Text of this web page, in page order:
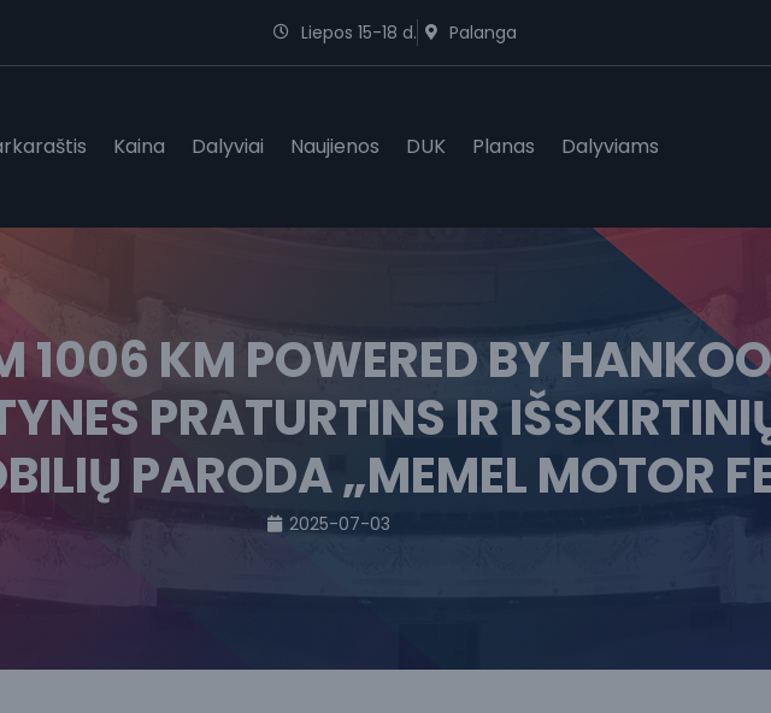
Liepos 15-18 d. Palanga
Kaina Dalyviai Naujienos DUK Planas Dalyviams
1006 KM POWERED BY
PRATURTINS IR
PARODA „MEMEL MOTOR
2025-07-03